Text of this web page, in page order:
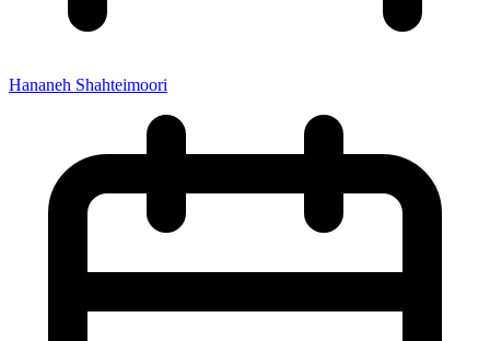
Hananeh Shahteimoori